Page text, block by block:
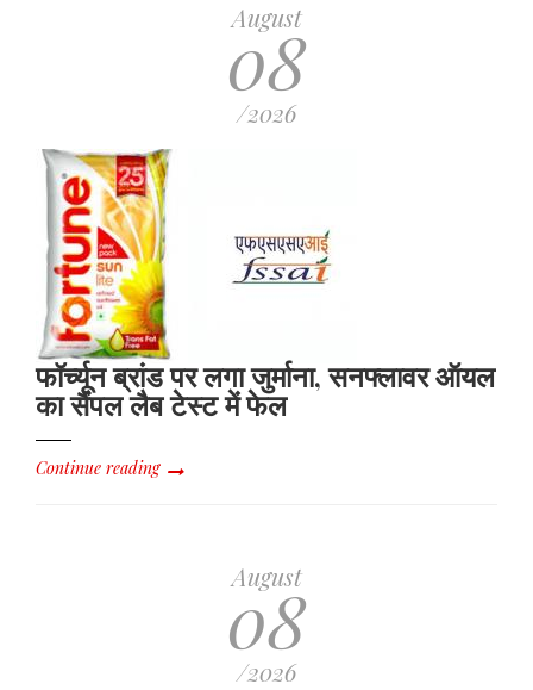
August
08
/2026
फॉर्च्यून ब्रांड पर लगा जुर्माना, सनफ्लावर ऑयल
का सैंपल लैब टेस्ट में फेल
Continue reading
August
08
/2026